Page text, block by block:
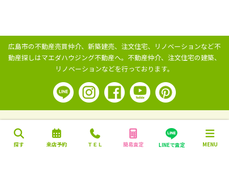
探す 来店予約 ＴＥＬ 簡易査定 LINEで査定 MENU
広島市の不動産売買仲介、新築建売、注文住宅、リノベーションなど不
動産探しはマエダハウジング不動産へ。 不動産仲介、注文住宅の建築、
リノベーションなどを行っております。